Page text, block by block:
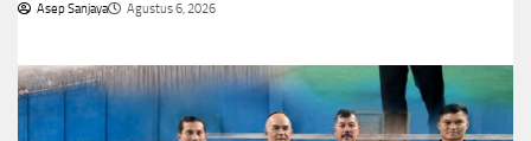
Asep Sanjaya Agustus 6, 2026